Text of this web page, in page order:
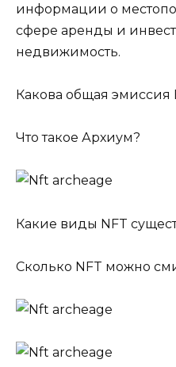
информации о
сфере аренды и
недвижимость.
Какова общая эмиссия
Что такое Архиум?
Какие виды NFT
Сколько NFT можно